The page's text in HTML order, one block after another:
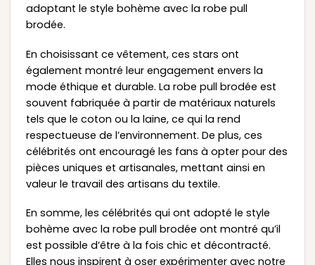
adoptant le style bohème avec la robe pull
brodée.
En choisissant ce vêtement, ces stars ont
également montré leur engagement envers la
mode éthique et durable. La robe pull brodée est
souvent fabriquée à partir de matériaux naturels
tels que le coton ou la laine, ce qui la rend
respectueuse de l’environnement. De plus, ces
célébrités ont encouragé les fans à opter pour des
pièces uniques et artisanales, mettant ainsi en
valeur le travail des artisans du textile.
En somme, les célébrités qui ont adopté le style
bohème avec la robe pull brodée ont montré qu’il
est possible d’être à la fois chic et décontracté.
Elles nous inspirent à oser expérimenter avec notre